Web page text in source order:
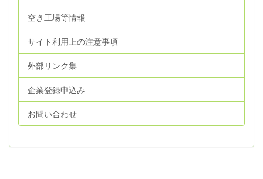
空き工場等情報
サイト利用上の注意事項
外部リンク集
企業登録申込み
お問い合わせ